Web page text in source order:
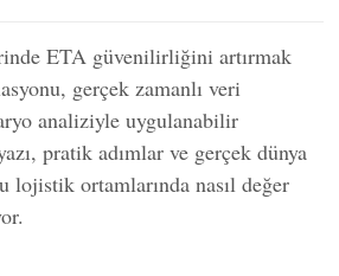
ETA güvenilirliğini artırmak
gerçek zamanlı veri
analiziyle uygulanabilir
pratik adımlar ve gerçek dünya
lojistik ortamlarında nasıl değer